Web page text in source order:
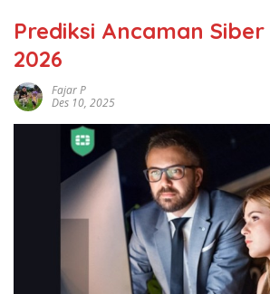
Prediksi Ancaman
2026
Fajar P
Des 10, 2025